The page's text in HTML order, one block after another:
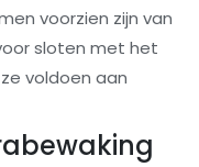
voorzien zijn van
sloten met het
voldoen aan